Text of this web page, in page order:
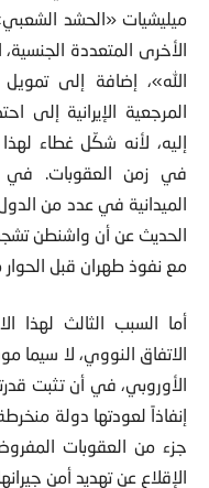
ميليشيات «الحشد الشعبي»
الأخرى المتعددة
الله»، إضافة إلى
المرجعية الإيرانية إلى
إليه، لأنه شكّل غطاء
في زمن العقوبات. في
الميدانية في عدد من
الحديث عن أن واشنطن
مع نفوذ طهران قبل الحوار
أما السبب الثالث
الاتفاق النووي، لا سيما
الأوروبي، في أن تثبت
إنفاذاً لعودتها دولة
جزء من العقوبات
الإقلاع عن تهديد أمن